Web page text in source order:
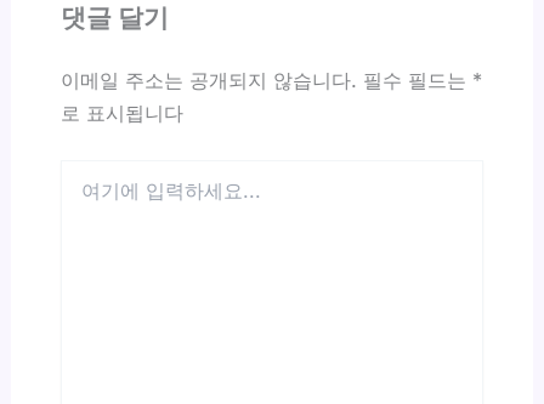
댓글 달기
이메일 주소는 공개되지 않습니다. 필수 필드는 *
로 표시됩니다